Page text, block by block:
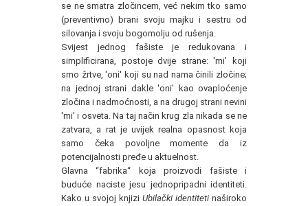
se ne smatra zločincem, već nekim tko samo
(preventivno) brani svoju majku i sestru od
silovanja i svoju bogomolju od rušenja.
Svijest jednog fašiste je redukovana i
simplificirana, postoje dvije strane: 'mi' koji
smo žrtve, 'oni' koji su nad nama činili zločine;
na jednoj strani dakle 'oni' kao ovaploćenje
zločina i nadmoćnosti, a na drugoj strani nevini
'mi' i osveta. Na taj način krug zla nikada se ne
zatvara, a rat je uvijek realna opasnost koja
samo čeka povoljne momente da iz
potencijalnosti pređe u aktuelnost.
Glavna “fabrika“ koja proizvodi fašiste i
buduće naciste jesu jednopripadni identiteti.
Kako u svojoj knjizi Ubilački identiteti naširoko